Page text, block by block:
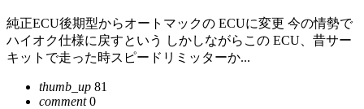
純正ECU後期型からオートマックの ECUに変更 今の情勢で
ハイオク仕様に戻すという しかしながらこの ECU、昔サー
キットで走った時スピードリミッターか...
thumb_up 81
comment0